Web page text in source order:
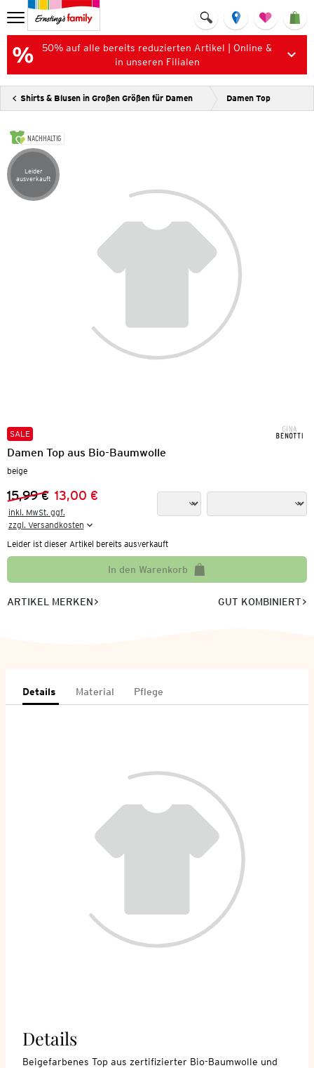
50% auf alle bereits reduzierten Artikel | Online &
in unseren Filialen
Shirts & Blusen in Großen Größen für Damen Damen Top
NACHHALTIG
Artikel leider ausverkauft
Leider
ausverkauft
SALE
Damen Top aus Bio-Baumwolle
beige
Vorheriger Preis:
15,99 €
Neuer Preis:
13,00 €
inkl. MwSt. ggf.
zzgl. Versandkosten
Leider ist dieser Artikel bereits ausverkauft
In den Warenkorb
ARTIKEL MERKEN GUT KOMBINIERT
Details Material Pflege
Details
Beigefarbenes Top aus zertifizierter Bio-Baumwolle und